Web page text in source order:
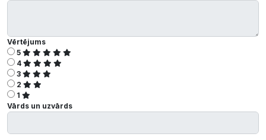
Vērtējums
5
4
3
2
1
Vārds un uzvārds